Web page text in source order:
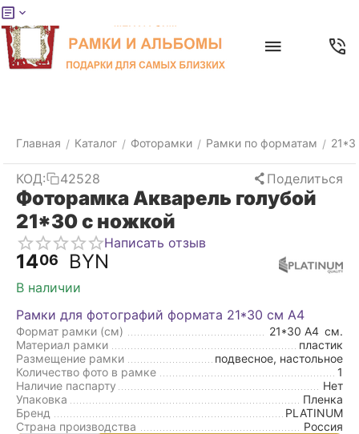
Главная / Каталог / Фоторамки / Рамки по форматам /
КОД: 42528 Поделиться
Фоторамка Акварель голубой
21*30 с ножкой
Написать отзыв
1406 BYN
В наличии
Рамки для фотографий формата 21*30 см А4
Формат рамки (см) 21*30 А4 см.
Материал рамки
пластик
Размещение рамки
подвесное, настольное
Количество фото в рамке
1
Наличие паспарту
Нет
Упаковка
Пленка
Бренд
PLATINUM
Страна производства
Россия
Меню
товары